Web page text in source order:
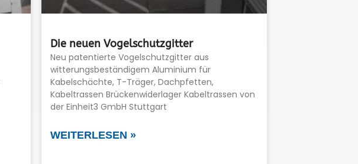
Die neuen Vogelschutzgitter
Neu patentierte Vogelschutzgitter aus
witterungsbeständigem Aluminium für
Kabelschächte, T-Träger, Dachpfetten,
Kabeltrassen Brückenwiderlager Kabeltrassen von
der Einheit3 GmbH Stuttgart
WEITERLESEN »